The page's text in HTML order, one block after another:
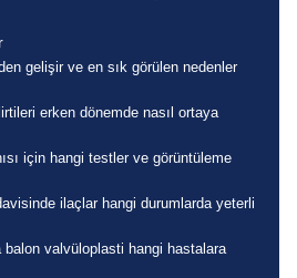
gelişir ve en sık görülen nedenler
erken dönemde nasıl ortaya
için hangi testler ve görüntüleme
ilaçlar hangi durumlarda yeterli
balon valvüloplasti hangi hastalara